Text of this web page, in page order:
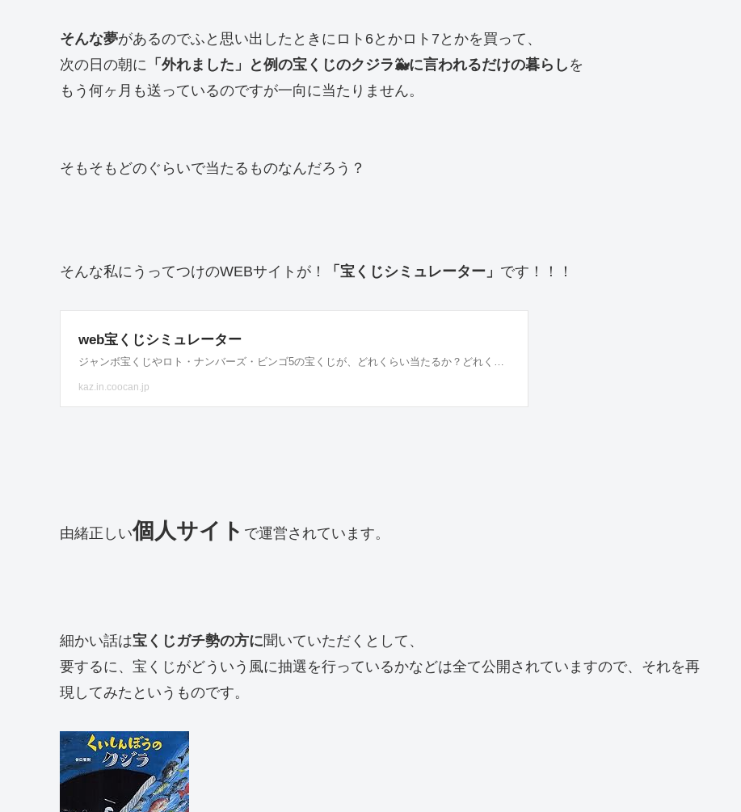
そんな夢があるのでふと思い出したときにロト6とかロト7とかを買って、
次の日の朝に 「外れました」と例の宝くじのクジラ🐳に言われるだけの暮らし を
もう何ヶ月も送っているのですが一向に当たりません。
そもそもどのぐらいで当たるものなんだろう？
そんな私にうってつけのWEBサイトが！ 「宝くじシミュレーター」 です！！！
由緒正しい個人サイト で運営されています。
細かい話は宝くじガチ勢の方に聞いていただくとして、
要するに、宝くじがどういう風に抽選を行っているかなどは全て公開されていますので、それを再
現してみたというものです。